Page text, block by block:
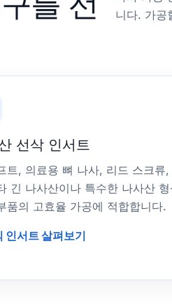
니다. 가공
선삭 인서트
트, 의료용 뼈 나사, 리드 스크류,
긴 나사산이나 특수한 나사산 형
품의 고효율 가공에 적합합니다.
인서트 살펴보기